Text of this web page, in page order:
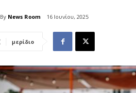
By News Room 16 Ιουνίου, 2025
μερίδιο